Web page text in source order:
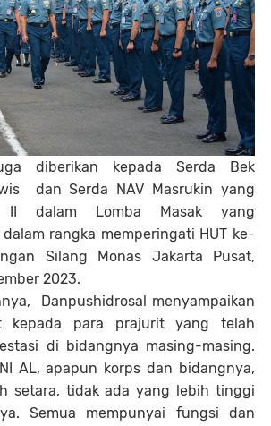
diberikan kepada Serda Bek
dan Serda NAV Masrukin yang
II dalam Lomba Masak yang
rangka memperingati HUT ke-
Silang Monas Jakarta Pusat,
2023.
Danpushidrosal menyampaikan
kepada para prajurit yang telah
di bidangnya masing-masing.
AL, apapun korps dan bidangnya,
setara, tidak ada yang lebih tinggi
Semua mempunyai fungsi dan